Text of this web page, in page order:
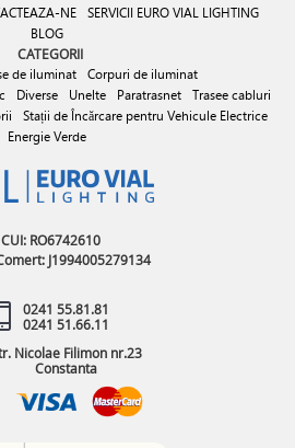
NE SERVICII EURO VIAL LIGHTING
BLOG
CATEGORII
de iluminat
Corpuri de iluminat
Diverse Unelte Paratrasnet
Trasee cabluri
Stații de Încărcare pentru Vehicule Electrice
Energie Verde
CUI: RO6742610
J1994005279134
0241 55.81.81
0241 51.66.11
Nicolae Filimon nr.23
Constanta